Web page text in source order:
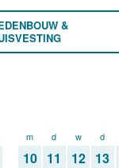
&
m
10
d
11
w
12
d
13